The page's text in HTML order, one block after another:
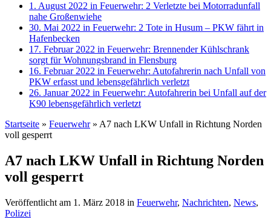
1. August 2022 in Feuerwehr: 2 Verletzte bei Motorradunfall
nahe Großenwiehe
30. Mai 2022 in Feuerwehr: 2 Tote in Husum – PKW fährt in
Hafenbecken
17. Februar 2022 in Feuerwehr: Brennender Kühlschrank
sorgt für Wohnungsbrand in Flensburg
16. Februar 2022 in Feuerwehr: Autofahrerin nach Unfall von
PKW erfasst und lebensgefährlich verletzt
26. Januar 2022 in Feuerwehr: Autofahrerin bei Unfall auf der
K90 lebensgefährlich verletzt
Startseite » Feuerwehr » A7 nach LKW Unfall in Richtung Norden
voll gesperrt
A7 nach LKW Unfall in Richtung Norden
voll gesperrt
Veröffentlicht am 1. März 2018 in Feuerwehr, Nachrichten, News,
Polizei